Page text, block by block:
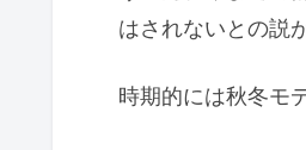
はされないとの説
時期的には秋冬モ